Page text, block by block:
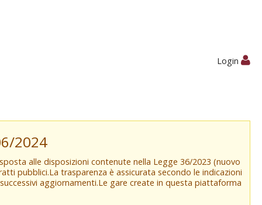
Login
2024
alle disposizioni contenute nella Legge 36/2023 (nuovo
pubblici.La trasparenza è assicurata secondo le indicazioni
aggiornamenti.Le gare create in questa piattaforma